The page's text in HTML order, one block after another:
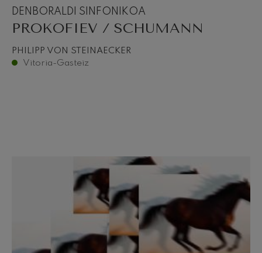
DENBORALDI SINFONIKOA
PROKOFIEV / SCHUMANN
PHILIPP VON STEINAECKER
Vitoria-Gasteiz